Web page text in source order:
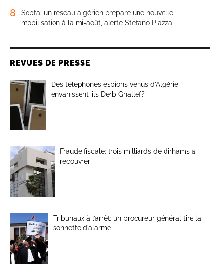
8
Sebta: un réseau algérien prépare une nouvelle
mobilisation à la mi-août, alerte Stefano Piazza
REVUES DE PRESSE
Des téléphones espions venus d’Algérie
envahissent-ils Derb Ghallef?
Fraude fiscale: trois milliards de dirhams à
recouvrer
Tribunaux à l’arrêt: un procureur général tire la
sonnette d’alarme